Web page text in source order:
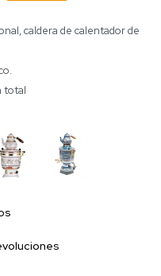
caldera de calentador de
total